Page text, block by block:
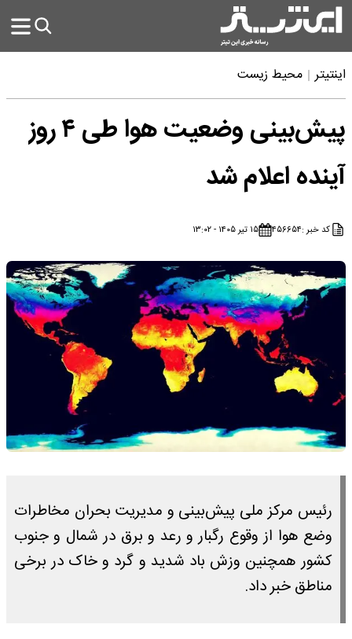
اینتیتر محیط زیست
پیش‌بینی وضعیت هوا طی ۴ روز
آینده اعلام شد
کد خبر :۴۵۶۶۵۴ ۱۵ تیر ۱۴۰۵ - ۱۳:۰۲
رئیس مرکز ملی پیش‌بینی و مدیریت بحران مخاطرات
وضع هوا از وقوع رگبار و رعد و برق در شمال و جنوب
کشور همچنین وزش باد شدید و گرد و خاک در برخی
مناطق خبر داد.